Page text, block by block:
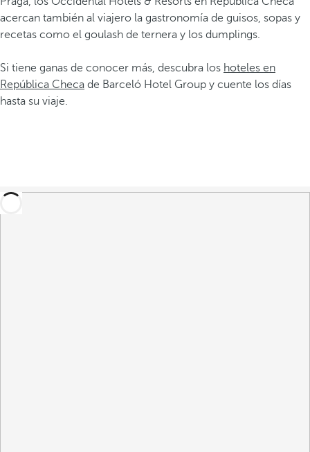
acercan también al viajero la gastronomía de guisos, sopas y
recetas como el goulash de ternera y los dumplings.
Si tiene ganas de conocer más, descubra los hoteles en
República Checa de Barceló Hotel Group y cuente los días
hasta su viaje.